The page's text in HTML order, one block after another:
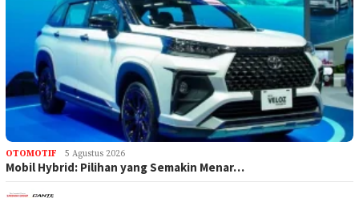
OTOMOTIF 5 Agustus 2026
Mobil Hybrid: Pilihan yang Semakin Menar…